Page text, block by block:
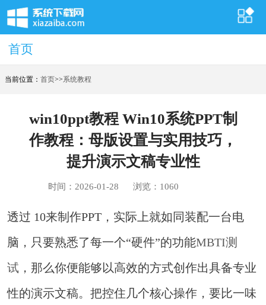
首页
首页
当前位置：首页>>系统教程
win10ppt教程 Win10系统PPT制
作教程：母版设置与实用技巧，
提升演示文稿专业性
时间：2026-01-28 浏览：1060
透过 10来制作PPT，实际上就如同装配一台电
脑，只要熟悉了每一个“硬件”的功能MBTI测
试 ，那么你便能够以高效的方式创作出具备专业
性的演示文稿。把控住几个核心操作，要比一味